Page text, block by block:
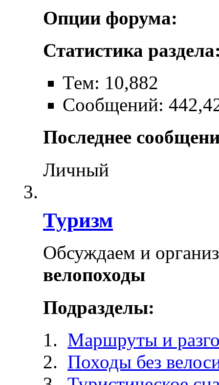
Опции форума:
Статистика
Тем: 10,882
Сообщений:
Последнее
Личный
Туризм
Обсуждаем и
велопоходы
Подразделы:
Маршруты и
Походы без